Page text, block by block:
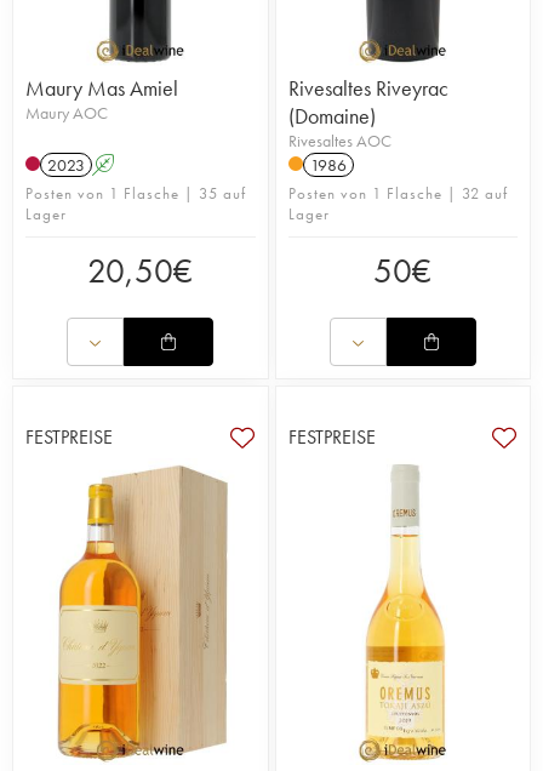
Maury Mas Amiel
Maury AOC
2023 A
Posten von 1 Flasche | 35 auf
Lager
20,50€
Rivesaltes Riveyrac
(Domaine)
Rivesaltes AOC
1986
Posten von 1 Flasche | 32 auf
Lager
50€
FESTPREISE FESTPREISE